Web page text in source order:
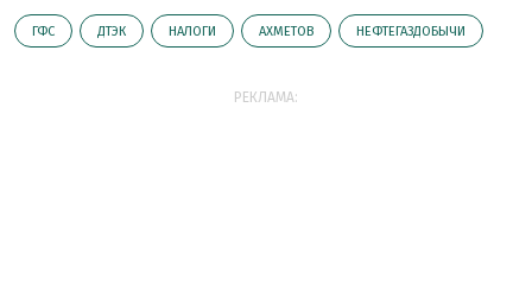
ГФС ДТЭК НАЛОГИ АХМЕТОВ НЕФТЕГАЗДОБЫЧИ
РЕКЛАМА: